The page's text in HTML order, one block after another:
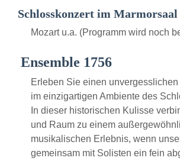
Schlosskonzert im Marmorsaal
Mozart u.a. (Programm wird noch
Ensemble 1756
Erleben Sie einen
im einzigartigen Ambiente des
In dieser historischen Kulisse
und Raum zu einem
musikalischen Erlebnis, wenn
gemeinsam mit Solisten ein fein